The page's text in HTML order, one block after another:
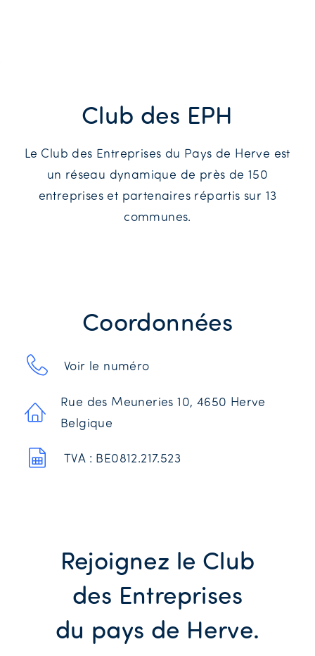
Club des EPH
Le Club des Entreprises du Pays de Herve est
un réseau dynamique de près de 150
entreprises et partenaires répartis sur 13
communes.
Coordonnées
Voir le numéro
Rue des Meuneries 10, 4650 Herve
Belgique
TVA : BE0812.217.523
Rejoignez le Club
des Entreprises
du pays de Herve.